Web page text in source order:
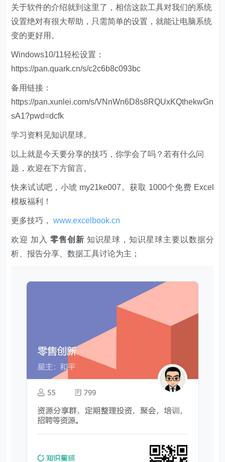
关于软件的介绍就到这里了，相信这款工具对我们的系统
设置绝对有很大帮助，只需简单的设置，就能让电脑系统
变的更好用。
Windows10/11轻松设置：
https://pan.quark.cn/s/c2c6b8c093bc
备用链接：
https://pan.xunlei.com/s/VNnWn6D8s8RQUxKQthekwGn
sA1?pwd=dcfk
学习资料见知识星球。
以上就是今天要分享的技巧，你学会了吗？若有什么问
题，欢迎在下方留言。
快来试试吧，小琥 my21ke007。获取 1000个免费 Excel
模板福利​​​​！
更多技巧，www.excelbook.cn
欢迎 加入 零售创新 知识星球，知识星球主要以数据分
析、报告分享、数据工具讨论为主；